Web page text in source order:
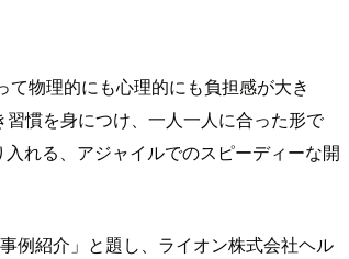
て物理的にも心理的にも負担感が大き
慣を身につけ、一人一人に合った形で
れる、アジャイルでのスピーディーな開
例紹介」と題し、ライオン株式会社ヘル